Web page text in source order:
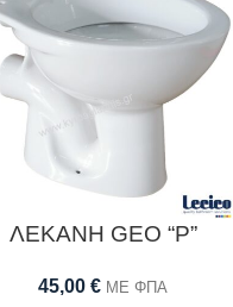
ΛΕΚΑΝΗ GEO “P”
45,00 € ΜΕ ΦΠΑ